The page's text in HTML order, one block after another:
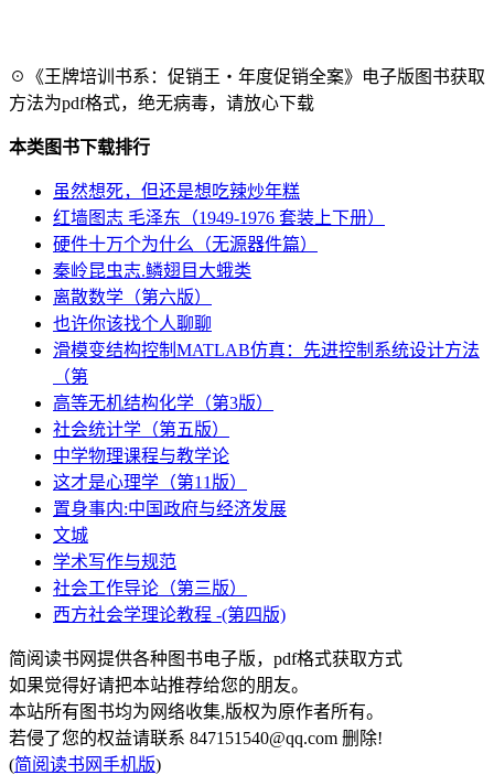
☉《王牌培训书系：促销王・年度促销全案》电子版图书获取
方法为pdf格式，绝无病毒，请放心下载
本类图书下载排行
虽然想死，但还是想吃辣炒年糕
红墙图志 毛泽东（1949-1976 套装上下册）
硬件十万个为什么（无源器件篇）
秦岭昆虫志.鳞翅目大蛾类
离散数学（第六版）
也许你该找个人聊聊
滑模变结构控制MATLAB仿真：先进控制系统设计方法
（第
高等无机结构化学（第3版）
社会统计学（第五版）
中学物理课程与教学论
这才是心理学（第11版）
置身事内:中国政府与经济发展
文城
学术写作与规范
社会工作导论（第三版）
西方社会学理论教程 -(第四版)
简阅读书网提供各种图书电子版，pdf格式获取方式
如果觉得好请把本站推荐给您的朋友。
本站所有图书均为网络收集,版权为原作者所有。
若侵了您的权益请联系 847151540@qq.com 删除!
(简阅读书网手机版)